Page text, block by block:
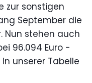
zur sonstigen
September die
Nun stehen auch
96.094 Euro -
unserer Tabelle